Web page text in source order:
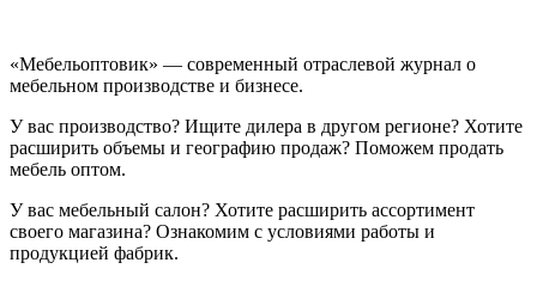
«Мебельоптовик» — современный отраслевой журнал о
мебельном производстве и бизнесе.
У вас производство? Ищите дилера в другом регионе? Хотите
расширить объемы и географию продаж? Поможем продать
мебель оптом.
У вас мебельный салон? Хотите расширить ассортимент
своего магазина? Ознакомим с условиями работы и
продукцией фабрик.